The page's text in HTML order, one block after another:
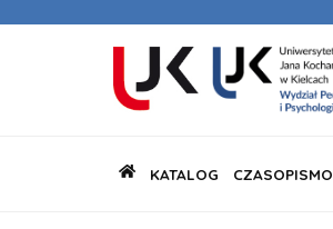
KATALOG CZASOPISMO